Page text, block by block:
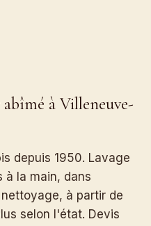
à Villeneuve-
depuis 1950. Lavage
à la main, dans
à partir de
selon l'état. Devis